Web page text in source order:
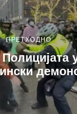
ПРЕТХОДНО